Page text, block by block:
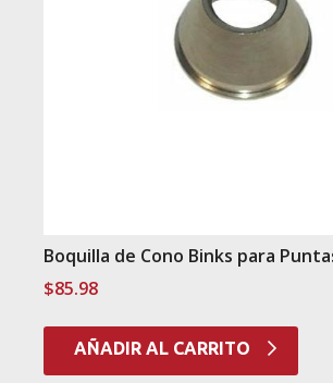
Boquilla de Cono Binks para
$85.98
AÑADIR AL CARRITO